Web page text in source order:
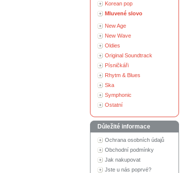
Korean pop
Mluvené slovo
New Age
New Wave
Oldies
Original Soundtrack
Písničkáři
Rhytm & Blues
Ska
Symphonic
Ostatní
Důležité informace
Ochrana osobních údajů
Obchodní podmínky
Jak nakupovat
Jste u nás poprvé?